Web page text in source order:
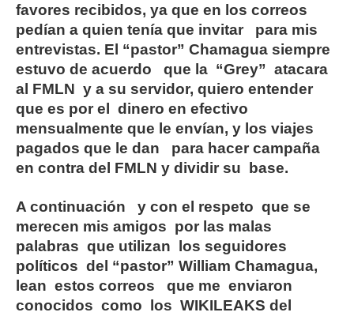
favores recibidos, ya que en los correos
pedían a quien tenía que invitar para mis
entrevistas. El “pastor” Chamagua siempre
estuvo de acuerdo que la “Grey” atacara
al FMLN y a su servidor, quiero entender
que es por el dinero en efectivo
mensualmente que le envían, y los viajes
pagados que le dan para hacer campaña
en contra del FMLN y dividir su base.
A continuación y con el respeto que se
merecen mis amigos por las malas
palabras que utilizan los seguidores
políticos del “pastor” William Chamagua,
lean estos correos que me enviaron
conocidos como los WIKILEAKS del